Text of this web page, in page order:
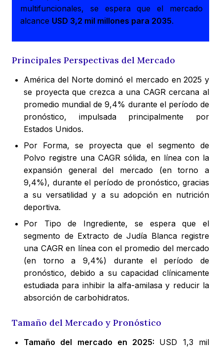
multifuncionales, se espera que el mercado
alcance USD 3,2 mil millones para 2035.
Principales Perspectivas del Mercado
América del Norte dominó el mercado en 2025 y
se proyecta que crezca a una CAGR cercana al
promedio mundial de 9,4% durante el período de
pronóstico, impulsada principalmente por
Estados Unidos.
Por Forma, se proyecta que el segmento de
Polvo registre una CAGR sólida, en línea con la
expansión general del mercado (en torno a
9,4%), durante el período de pronóstico, gracias
a su versatilidad y a su adopción en nutrición
deportiva.
Por Tipo de Ingrediente, se espera que el
segmento de Extracto de Judía Blanca registre
una CAGR en línea con el promedio del mercado
(en torno a 9,4%) durante el período de
pronóstico, debido a su capacidad clínicamente
estudiada para inhibir la alfa-amilasa y reducir la
absorción de carbohidratos.
Tamaño del Mercado y Pronóstico
Tamaño del mercado en 2025: USD 1,3 mil